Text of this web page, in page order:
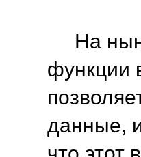
На
функции
данные,